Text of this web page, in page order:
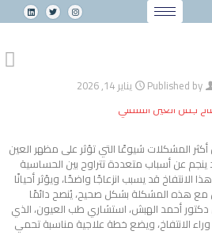
Published by يناير 14, 2026
المشكلات شيوعًا التي تؤثر على مظهر العين
عن أسباب متعددة تتراوح بين الحساسية
الانتفاخ قد يسبب انزعاجًا واضحًا، ويؤثر أحيانًا
مع هذه المشكلة بشكل صحيح، يُنصح دائمًا
دكتور أحمد الهبش، استشاري طب العيون، الذي
الانتفاخ، ويضع خطة علاجية مناسبة تحمي